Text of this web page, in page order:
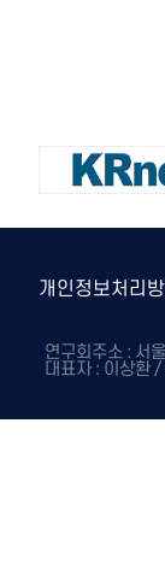
개인정보처리
연구회주소 : 서
대표자 : 이상